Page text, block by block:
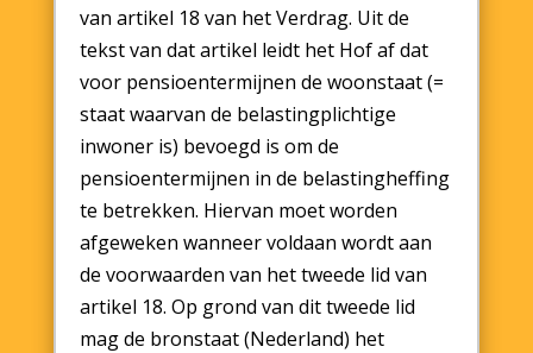
van artikel 18 van het Verdrag. Uit de
tekst van dat artikel leidt het Hof af dat
voor pensioentermijnen de woonstaat (=
staat waarvan de belastingplichtige
inwoner is) bevoegd is om de
pensioentermijnen in de belastingheffing
te betrekken. Hiervan moet worden
afgeweken wanneer voldaan wordt aan
de voorwaarden van het tweede lid van
artikel 18. Op grond van dit tweede lid
mag de bronstaat (Nederland) het